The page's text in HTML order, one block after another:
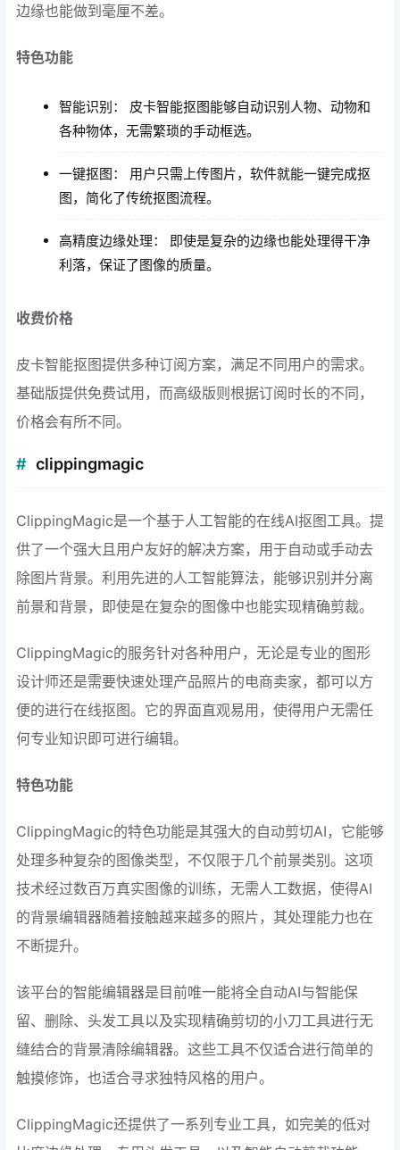
边缘也能做到毫厘不差。
特色功能
智能识别： 皮卡智能抠图能够自动识别人物、动物和
各种物体，无需繁琐的手动框选。
一键抠图： 用户只需上传图片，软件就能一键完成抠
图，简化了传统抠图流程。
高精度边缘处理： 即使是复杂的边缘也能处理得干净
利落，保证了图像的质量。
收费价格
皮卡智能抠图提供多种订阅方案，满足不同用户的需求。
基础版提供免费试用，而高级版则根据订阅时长的不同，
价格会有所不同。
clippingmagic
ClippingMagic是一个基于人工智能的在线AI抠图工具。提
供了一个强大且用户友好的解决方案，用于自动或手动去
除图片背景。利用先进的人工智能算法，能够识别并分离
前景和背景，即使是在复杂的图像中也能实现精确剪裁。
ClippingMagic的服务针对各种用户，无论是专业的图形
设计师还是需要快速处理产品照片的电商卖家，都可以方
便的进行在线抠图。它的界面直观易用，使得用户无需任
何专业知识即可进行编辑。
特色功能
ClippingMagic的特色功能是其强大的自动剪切AI，它能够
处理多种复杂的图像类型，不仅限于几个前景类别。这项
技术经过数百万真实图像的训练，无需人工数据，使得AI
的背景编辑器随着接触越来越多的照片，其处理能力也在
不断提升。
该平台的智能编辑器是目前唯一能将全自动AI与智能保
留、删除、头发工具以及实现精确剪切的小刀工具进行无
缝结合的背景清除编辑器。这些工具不仅适合进行简单的
触摸修饰，也适合寻求独特风格的用户。
ClippingMagic还提供了一系列专业工具，如完美的低对